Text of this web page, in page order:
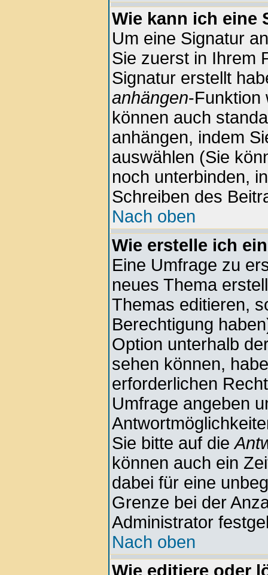
Wie kann ich eine
Um eine Signatur
Sie zuerst in Ihrem
Signatur erstellt
anhängen-Funktion
können auch
anhängen, indem
auswählen (Sie
noch unterbinden,
Schreiben des
Nach oben
Wie erstelle ich
Eine Umfrage zu
neues Thema
Themas editieren,
Berechtigung
Option unterhalb
sehen können,
erforderlichen
Umfrage angeben
Sie bitte auf die
können auch ein
dabei für eine
Grenze bei der
Administrator
Nach oben
Wie editiere oder